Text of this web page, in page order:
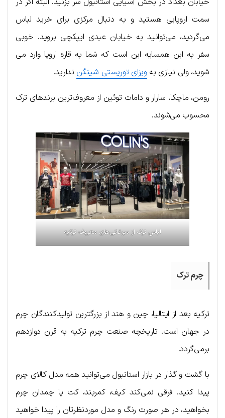
سمت اروپایی هستید و به دنبال مرکزی برای خرید لباس
می‌گردید، می‌توانید به خیابان عبدی ایپکچی بروید. خوبی
سفر به این همسایه این است که شما به قاره اروپا وارد می
شوید، ولی نیازی بهویزای توریستی شینگن ندارید.
رومن، ماچکا، سارار و دامات توئین از معروف‌ترین برندهای ترک
محسوب می‌شوند.
لباس ترک از سوغاتی‌های معروف ترکیه
چرم ترک
ترکیه بعد از ایتالیا، چین و هند از بزرگترین تولیدکنندگان چرم
در جهان است. تاریخچه صنعت چرم ترکیه به قرن دوازدهم
برمی‌‌گردد.
با گشت و گذار در بازار استانبول می‌توانید همه مدل کالای چرم
پیدا کنید. فرقی نمی‌کند کیف، کمربند، کت یا چمدان چرم
بخواهید، در هر صورت رنگ و مدل موردنظرتان را پیدا خواهید